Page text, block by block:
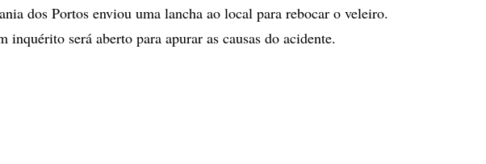
dos Portos enviou uma lancha ao local para rebocar o veleiro.
inquérito será aberto para apurar as causas do acidente.